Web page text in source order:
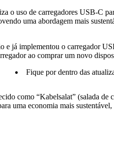
o uso de carregadores USB-C
uma abordagem mais
e já implementou o carregador
ao comprar um novo
Fique por dentro das
como “Kabelsalat” (salada
uma economia mais